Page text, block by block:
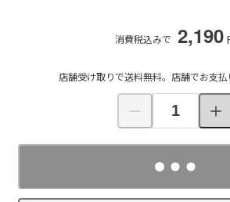
消費税込みで 2,190
店舗受け取りで送料無料。店舗でお支払